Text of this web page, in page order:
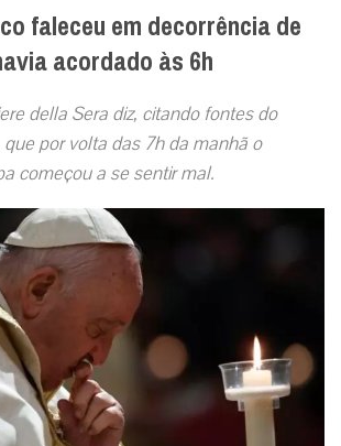
faleceu em decorrência de
acordado às 6h
della Sera diz, citando fontes do
que por volta das 7h da manhã o
começou a se sentir mal.